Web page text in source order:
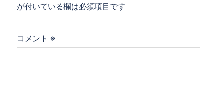
が付いている欄は必須項目です
コメント ※